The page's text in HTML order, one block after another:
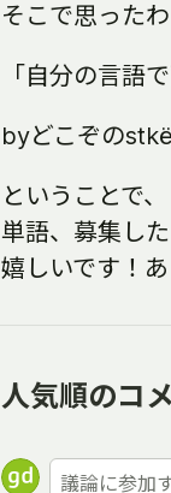
そこで思ったわ
「自分の言語
byどこぞの
ということで
単語、募集し
嬉しいです！
人気順のコ